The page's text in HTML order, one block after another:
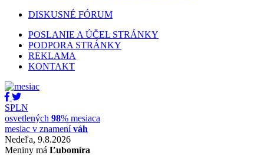
DISKUSNÉ FÓRUM
POSLANIE A ÚČEL STRÁNKY
PODPORA STRÁNKY
REKLAMA
KONTAKT
SPLN
osvetlených 98% mesiaca
mesiac v znameníváh
Nedeľa, 9.8.2026
Meniny má Ľubomíra